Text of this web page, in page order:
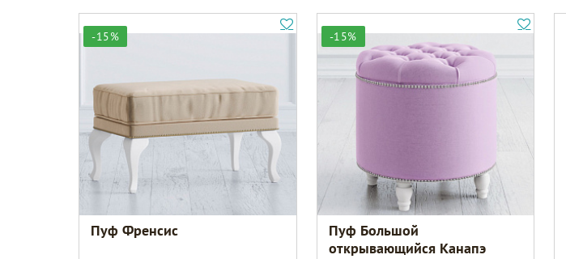
-15%
Пуф Френсис
-15%
Пуф Большой
открывающийся Канапэ